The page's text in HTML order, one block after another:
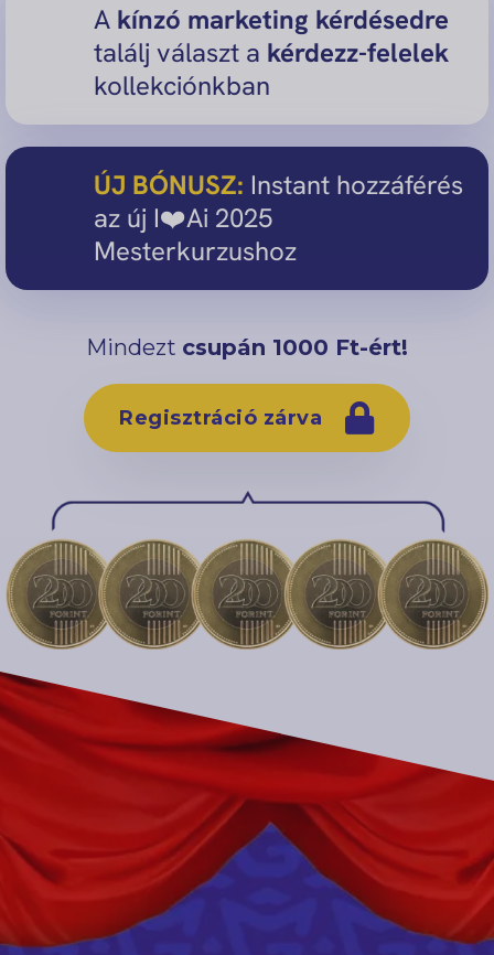
A kínzó marketing kérdésedre
találj választ a kérdezz-felelek
kollekciónkban
ÚJ BÓNUSZ: Instant hozzáférés
az új I❤️Ai 2025
Mesterkurzushoz
Mindezt csupán 1000 Ft-ért!
Regisztráció zárva